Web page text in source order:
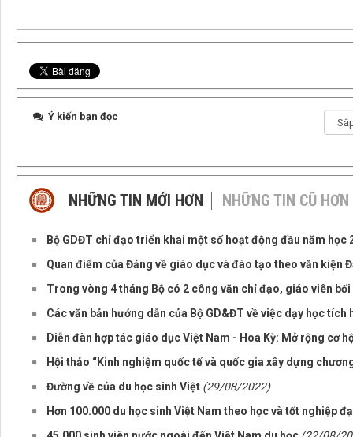
Ý kiến bạn đọc
NHỮNG TIN MỚI HƠN NHỮNG TIN CŨ HƠN
Bộ GDĐT chỉ đạo triển khai một số hoạt động đầu năm học
Quan điểm của Đảng về giáo dục và đào tạo theo văn kiện
Trong vòng 4 tháng Bộ có 2 công văn chỉ đạo, giáo viên
Các văn bản hướng dẫn của Bộ GD&ĐT về việc dạy học tích
Diễn đàn hợp tác giáo dục Việt Nam - Hoa Kỳ: Mở rộng cơ
Hội thảo “Kinh nghiệm quốc tế và quốc gia xây dựng
Đường về của du học sinh Việt (29/08/2022)
Hơn 100.000 du học sinh Việt Nam theo học và tốt nghiệp